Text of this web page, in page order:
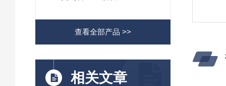
查看全部产品 >>
相关文章